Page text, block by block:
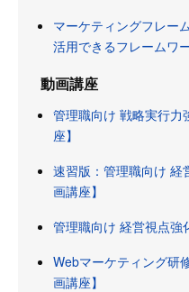
マーケティングフレー
活用できるフレームワ
動画講座
管理職向け 戦略実行力
座】
速習版：管理職向け 経
画講座】
管理職向け 経営視点強
Webマーケティング研
画講座】